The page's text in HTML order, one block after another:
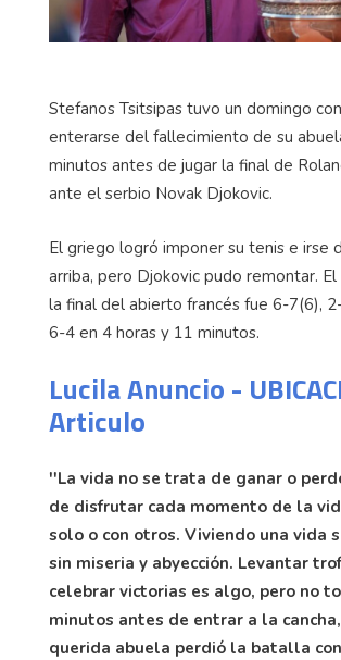
Stefanos Tsitsipas tuvo un domingo
enterarse del fallecimiento de su
minutos antes de jugar la final de
ante el serbio Novak Djokovic.
El griego logró imponer su tenis e irse
arriba, pero Djokovic pudo remontar.
la final del abierto francés fue 6-7(6),
6-4 en 4 horas y 11 minutos.
Lucila Anuncio -
Articulo
''La vida no se trata de ganar o
de disfrutar cada momento de la
solo o con otros. Viviendo una vida
sin miseria y abyección. Levantar
celebrar victorias es algo, pero no
minutos antes de entrar a la
querida abuela perdió la batalla